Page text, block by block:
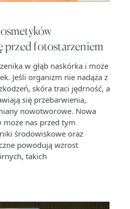
przed fotostarzeniem
w głąb naskórka i może
Jeśli organizm nie nadąża z
skóra traci jędrność, a
się przebarwienia,
nowotworowe. Nowa
może nas przed tym
środowiskowe oraz
powodują wzrost
takich